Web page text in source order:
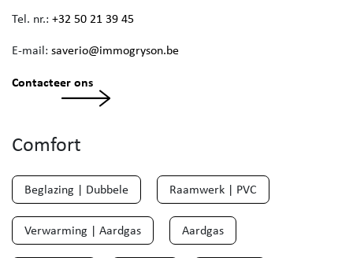
Tel. nr.: +32 50 21 39 45
E-mail: saverio@immogryson.be
Contacteer ons
Comfort
Beglazing | Dubbele Raamwerk | PVC
Verwarming | Aardgas Aardgas